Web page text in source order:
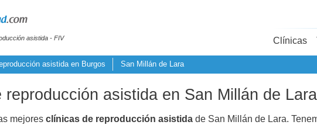
asistida - FIV Clínicas
asistida en Burgos San Millán de Lara
reproducción asistida en San Millán de Lara
mejores clínicas de reproducción asistida de San Millán de Lara.